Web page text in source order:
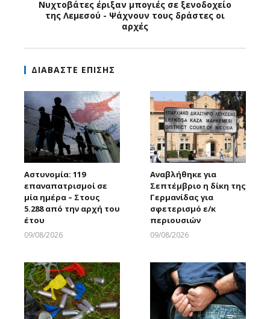
Νυχτοβάτες έριξαν μπογιές σε ξενοδοχείο
της Λεμεσού - Ψάχνουν τους δράστες οι
αρχές
ΔΙΑΒΑΣΤΕ ΕΠΙΣΗΣ
Αστυνομία: 119
επαναπατρισμοί σε
μία ημέρα – Στους
5.288 από την αρχή του
έτου
09/08/2026
Αναβλήθηκε για
Σεπτέμβριο η δίκη της
Γερμανίδας για
σφετερισμό ε/κ
περιουσιών
09/08/2026